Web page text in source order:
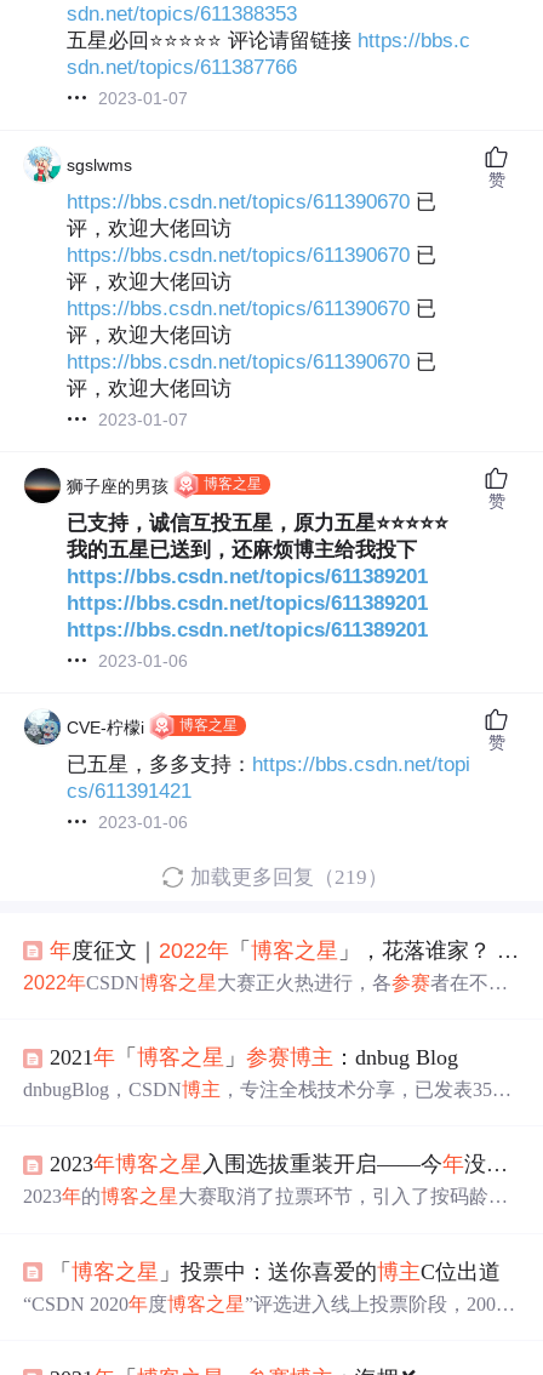
sdn.net/topics/611388353
五星必回⭐⭐⭐⭐⭐ 评论请留链接 https://bbs.c
sdn.net/topics/611387766
2023-01-07
sgslwms
https://bbs.csdn.net/topics/611390670 已
评，欢迎大佬回访
https://bbs.csdn.net/topics/611390670 已
评，欢迎大佬回访
https://bbs.csdn.net/topics/611390670 已
评，欢迎大佬回访
https://bbs.csdn.net/topics/611390670 已
评，欢迎大佬回访
2023-01-07
赞
狮子座的男孩 博客之星
已支持，诚信互投五星，原力五星⭐⭐⭐⭐⭐
我的五星已送到，还麻烦博主给我投下
https://bbs.csdn.net/topics/611389201
https://bbs.csdn.net/topics/611389201
https://bbs.csdn.net/topics/611389201
2023-01-06
赞
CVE-柠檬i 博客之星
已五星，多多支持： https://bbs.csdn.net/topi
cs/611391421
2023-01-06
赞
加载更多回复（219）
年度征文｜ 2022年 「博客之星 」，花落谁家？ 大家来竞猜吧
2022年CSDN博客之星大赛正火热进行，各参赛者在不同
投票，并提供了各组别前几名的博主 列表。目前博主
榜和后端组的排名均有提升，期待最终结果。
2021年 「博客之星 」参赛博主 ：dnbug Blog
dnbugBlog，CSDN博主 ，专注全栈技术分享，已发表350
关注与投票，期待交流进步。
2023年博客之星 入围选拔重装开启——今年没有拉票环节啦
2023年的博客之星大赛取消了拉票环节，引入了按码龄、
「博客之星 」投票中：送你喜爱的博主C位出道
“CSDN 2020年度博客之星”评选进入线上投票阶段，200名